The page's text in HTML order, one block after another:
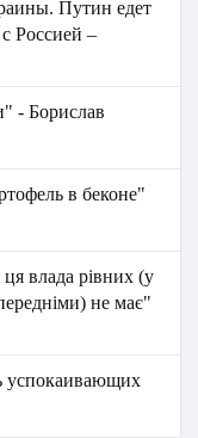
Путин едет
Россией –
- Борислав
в беконе"
ця влада рівних (у
не має"
успокаивающих